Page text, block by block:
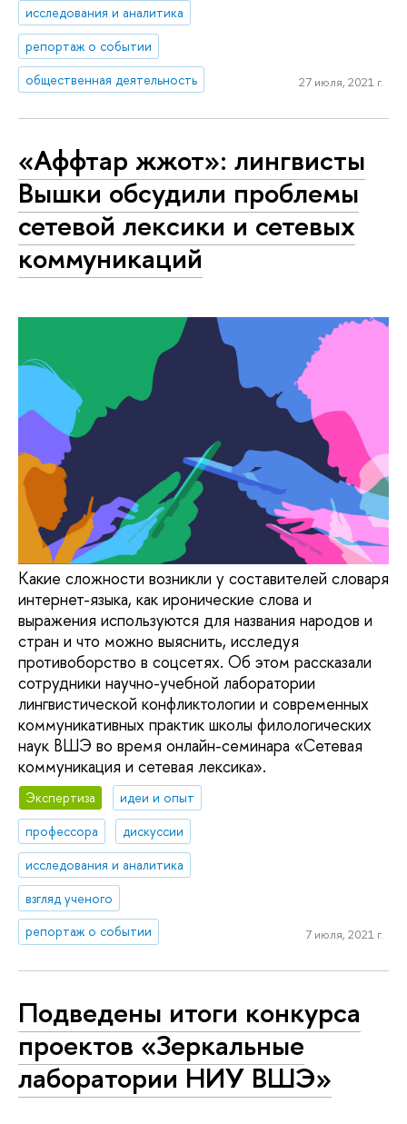
исследования и аналитика
репортаж о событии
общественная деятельность
27 июля, 2021 г.
«Аффтар жжот»: лингвисты
Вышки обсудили проблемы
сетевой лексики и сетевых
коммуникаций
Какие сложности возникли у составителей словаря
интернет-языка, как иронические слова и
выражения используются для названия народов и
стран и что можно выяснить, исследуя
противоборство в соцсетях. Об этом рассказали
сотрудники научно-учебной лаборатории
лингвистической конфликтологии и современных
коммуникативных практик школы филологических
наук ВШЭ во время онлайн-семинара «Сетевая
коммуникация и сетевая лексика».
Экспертиза
идеи и опыт
профессора
дискуссии
исследования и аналитика
взгляд ученого
репортаж о событии
7 июля, 2021 г.
Подведены итоги конкурса
проектов «Зеркальные
лаборатории НИУ ВШЭ»